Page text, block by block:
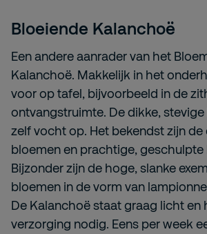
Bloeiende Kalanchoë
Een andere aanrader van het
Kalanchoë. Makkelijk in het
voor op tafel, bijvoorbeeld in de
ontvangstruimte. De dikke,
zelf vocht op. Het bekendst zijn de
bloemen en prachtige, geschulpte
Bijzonder zijn de hoge, slanke
bloemen in de vorm van
De Kalanchoë staat graag licht en
verzorging nodig. Eens per week